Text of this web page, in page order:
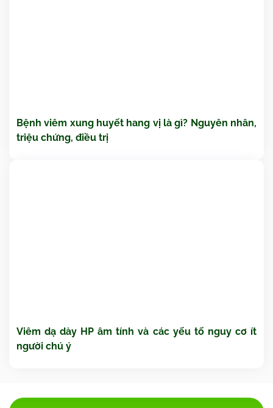
Bệnh viêm xung huyết hang vị là gì? Nguyên nhân,
triệu chứng, điều trị
Viêm dạ dày HP âm tính và các yếu tố nguy cơ ít
người chú ý